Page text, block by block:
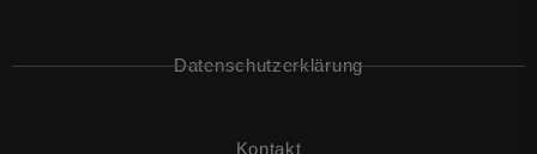
Datenschutzerklärung
Kontakt